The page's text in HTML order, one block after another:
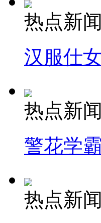
热点新闻
汉服仕
热点新闻
警花学
热点新闻